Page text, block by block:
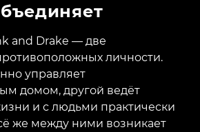
and Drake — две
личности.
управляет
домом, другой ведёт
и с людьми практически
же между ними возникает